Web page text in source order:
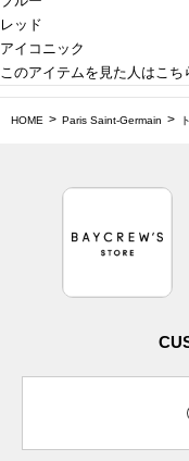
レッド
アイコニック
このアイテムを見た人はこ
HOME Paris Saint-Germain